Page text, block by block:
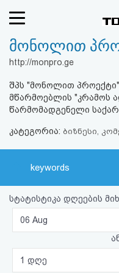
რეიტინგი
ფოსტა
კითხვა-
პასუხი
ავტორიზაცია
რეგისტრაცია
პაროლის
მონოლით
http://monpro.ge
შპს "მონოლით პროექტი"
მწარმოებლის "კრამოს
წარმომადგენელი
კატეგორია: ბიზნესი,
keywords
სტატისტიკა დღეების
06 Aug
1 დღე